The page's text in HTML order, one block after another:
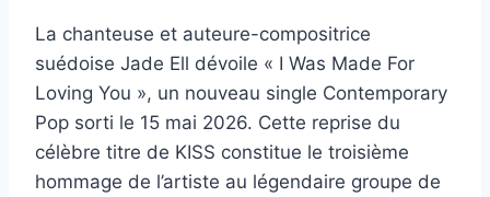
La chanteuse et auteure-compositrice
suédoise Jade Ell dévoile « I Was Made For
Loving You », un nouveau single Contemporary
Pop sorti le 15 mai 2026. Cette reprise du
célèbre titre de KISS constitue le troisième
hommage de l’artiste au légendaire groupe de